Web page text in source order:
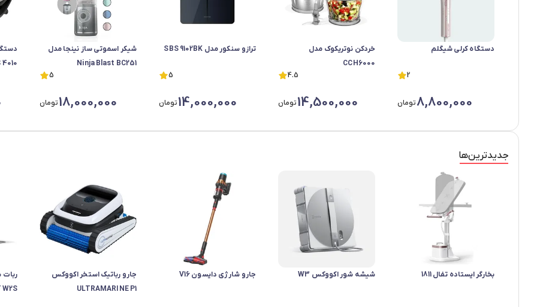
دستگاه کرلی شیگلم
2
8,800,000تومان
خردکن نوتریکوک مدل
CCH6000
4.5
14,500,000تومان
ترازو سنکور مدل SBS 9102BK
5
14,000,000تومان
شیکر اسموتی ساز نینجا مدل
Ninja Blast BC251
5
18,000,000تومان
4010
جدید‌ترین‌ها
بخارگر ایستاده تفال 1811 شیشه شور اکووکس W3 جارو شارژی دایسون V16
جارو رباتیک استخر اکووکس
ULTRAMARINE P1